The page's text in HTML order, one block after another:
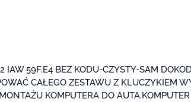
IAW 59F.E4 BEZ KODU-CZYSTY-SAM
CAŁEGO ZESTAWU Z KLUCZYKIEM
KOMPUTERA DO